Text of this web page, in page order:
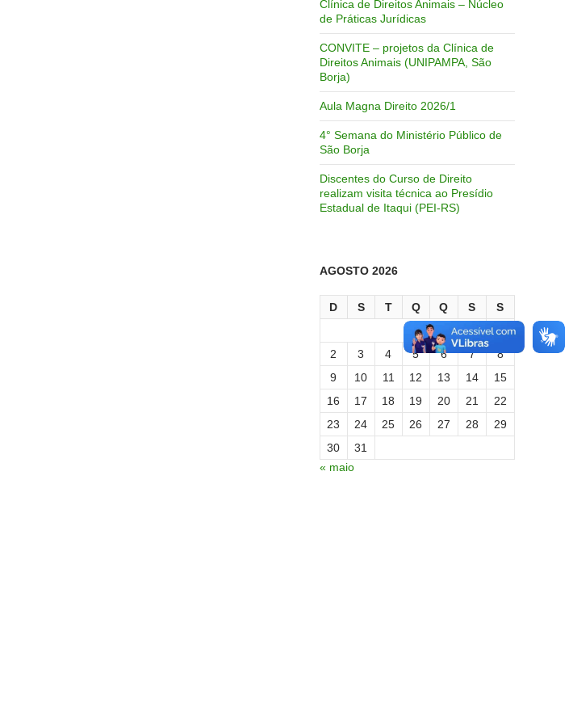
Clínica de Direitos Animais – Núcleo
de Práticas Jurídicas
CONVITE – projetos da Clínica de
Direitos Animais (UNIPAMPA, São
Borja)
Aula Magna Direito 2026/1
4° Semana do Ministério Público de
São Borja
Discentes do Curso de Direito
realizam visita técnica ao Presídio
Estadual de Itaqui (PEI-RS)
AGOSTO 2026
D S T Q Q S
S
1
2
3 4 5 6 7
8
9
10 11 12 13 14
15
16
17 18 19 20 21
22
23
24 25 26 27 28
29
30
31
« maio